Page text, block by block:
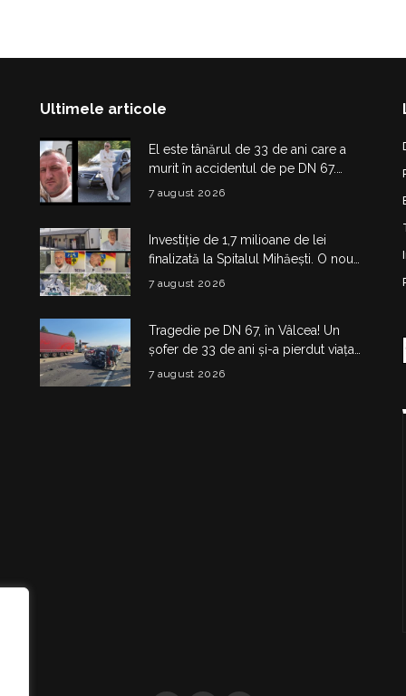
Ultimele articole
El este tânărul de 33 de ani care a
murit în accidentul de pe DN 67.
Dragoș Mihail lasă în urmă o fetiță
7 august 2026
Investiție de 1,7 milioane de lei
finalizată la Spitalul Mihăești. O nouă
clădire medico-administrativă a fost
7 august 2026
Tragedie pe DN 67, în Vâlcea! Un
șofer de 33 de ani și-a pierdut viața
într-un accident la Budești
7 august 2026